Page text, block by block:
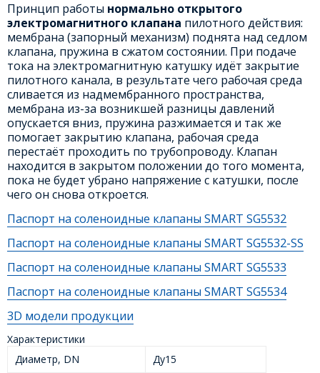
Принцип работы нормально открытого
электромагнитного клапана пилотного действия:
мембрана (запорный механизм) поднята над седлом
клапана, пружина в сжатом состоянии. При подаче
тока на электромагнитную катушку идёт закрытие
пилотного канала, в результате чего рабочая среда
сливается из надмембранного пространства,
мембрана из-за возникшей разницы давлений
опускается вниз, пружина разжимается и так же
помогает закрытию клапана, рабочая среда
перестаёт проходить по трубопроводу. Клапан
находится в закрытом положении до того момента,
пока не будет убрано напряжение с катушки, после
чего он снова откроется.
Паспорт на соленоидные клапаны SMART SG5532
Паспорт на соленоидные клапаны SMART SG5532-SS
Паспорт на соленоидные клапаны SMART SG5533
Паспорт на соленоидные клапаны SMART SG5534
3D модели продукции
Характеристики
Диаметр, DN
Ду15